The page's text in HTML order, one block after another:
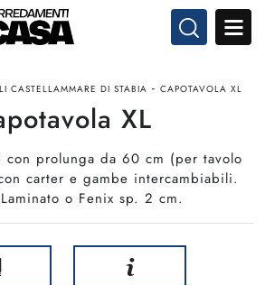
CASTELLAMMARE DI STABIA - CAPOTAVOLA XL
XL
con prolunga da 60 cm (per tavolo
carter e gambe intercambiabili.
o Fenix sp. 2 cm.